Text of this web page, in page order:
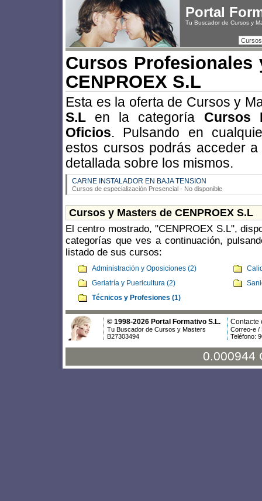
Portal
Tu Buscador de Cursos y
Cursos Profesionales
CENPROEX S.L
Esta es la oferta de Cursos y
S.L en la categoría Cursos
Oficios. Pulsando en
estos cursos podrás acceder
detallada sobre los mismos.
CARNE INSTALADOR EN BAJA TENSION
Cursos de especialización Presencial - No disponible
Cursos y Masters de CENPROEX S.L
El centro mostrado, "CENPROEX S.L",
categorías que ves a continuación,
listado de sus cursos:
Administración y Oposiciones (2)
Geriatría y Puericultura (2)
Técnicos y Profesiones (1)
© 1998-2026 Portal Formativo S.L.
Tu Buscador de Cursos y Masters
B27303494
Contacte
Correo-e /
Teléfono:
0.000944